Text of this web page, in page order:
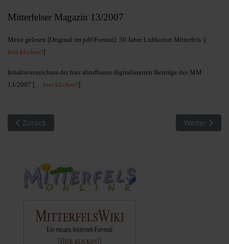
Mitterfelser Magazin 13/2007
Meist gelesen [Original im pdf-Format]: 50 Jahre Luftkurort Mitterfels […
hier klicken!]
Inhaltsverzeichnis der hier abrufbaren digitalisierten Beiträge des MM
13/2007 [… hier klicken!]
Vorheriger Beitrag: MM 08/2002. Meist gelesen
Zurück Nächster
Weiter